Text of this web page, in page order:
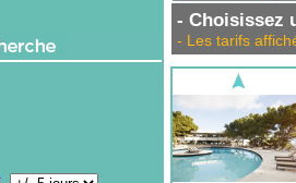
- Choisissez
- Les tarifs